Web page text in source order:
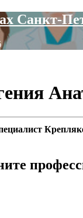
Санкт-